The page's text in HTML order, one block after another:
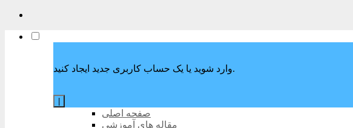
وارد شوید یا یک حساب کاربری جدید ایجاد کنید.
صفحه اصلی
مقاله های آموزشی